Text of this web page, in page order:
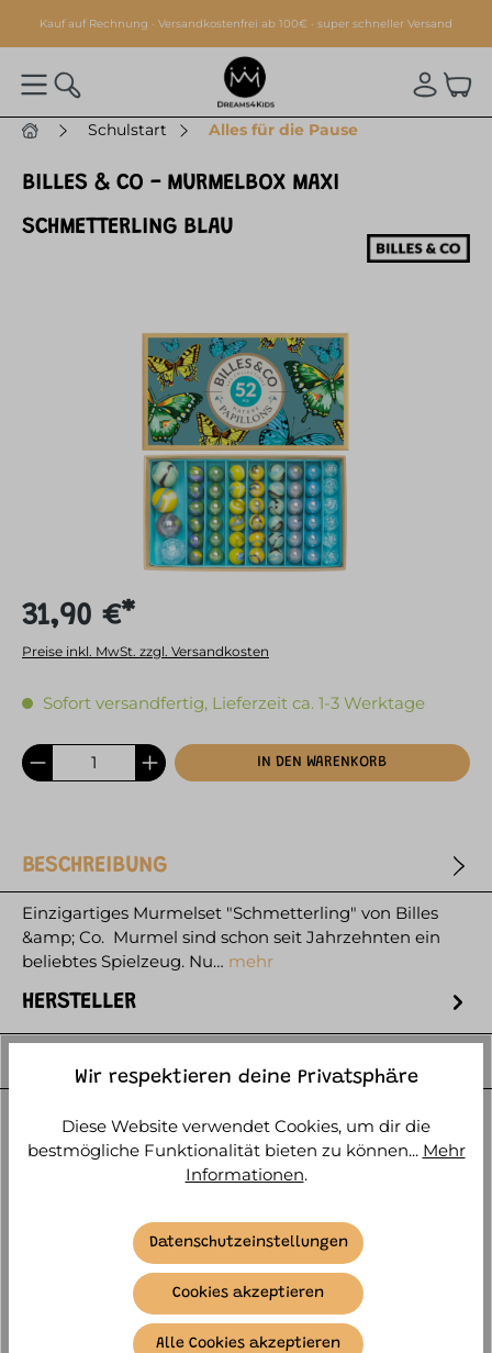
springen
Kauf auf Rechnung · Versandkostenfrei ab 100€ · super schneller Versand
Schulstart Alles für die Pause
BILLES & CO - MURMELBOX MAXI
SCHMETTERLING BLAU
Bildergalerie überspringen
31,90 €*
Preise inkl. MwSt. zzgl. Versandkosten
Sofort versandfertig, Lieferzeit ca. 1-3 Werktage
IN DEN WARENKORB
BESCHREIBUNG
Einzigartiges Murmelset "Schmetterling" von Billes
&amp; Co. Murmel sind schon seit Jahrzehnten ein
beliebtes Spielzeug. Nu… mehr
HERSTELLER
ÄHNLICHE ARTIKEL
Wir respektieren deine Privatsphäre
Diese Website verwendet Cookies, um dir die
bestmögliche Funktionalität bieten zu können... Mehr
Informationen.
Datenschutzeinstellungen
Cookies akzeptieren
Alle Cookies akzeptieren